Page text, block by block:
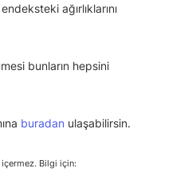
ağırlıklarını
bunların hepsini
buradan ulaşabilirsin.
içermez. Bilgi için: